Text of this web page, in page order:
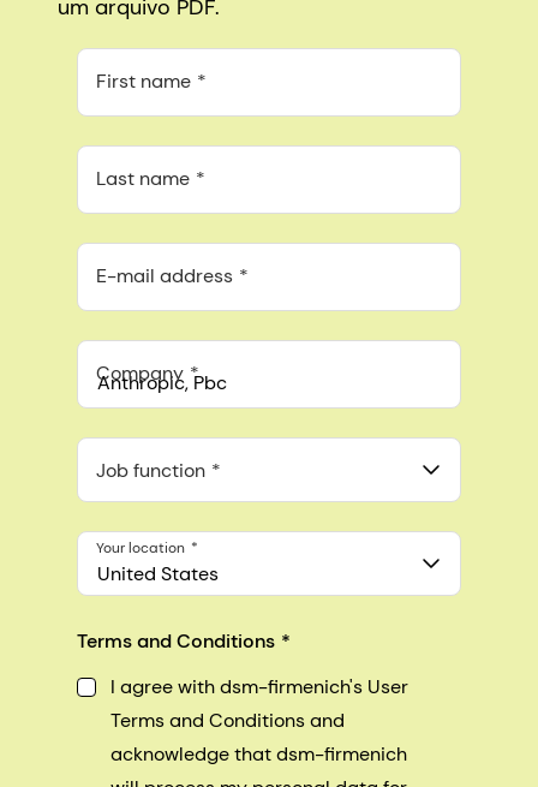
um arquivo PDF.
First name
Last name
E-mail address
Company
548 Market St Pmb 90375, San Francisco, California, US
Job function
United States
Your location
Terms and Conditions
I agree with dsm-firmenich's User
Terms and Conditions and
acknowledge that dsm-firmenich